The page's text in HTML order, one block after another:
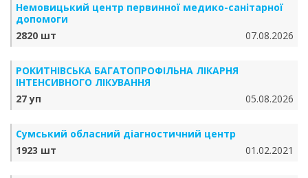
Немовицький центр первинної медико-санітарної
допомоги
2820 шт
07.08.2026
РОКИТНІВСЬКА БАГАТОПРОФІЛЬНА ЛІКАРНЯ
ІНТЕНСИВНОГО ЛІКУВАННЯ
27 уп
05.08.2026
Сумський обласний діагностичний центр
1923 шт
01.02.2021